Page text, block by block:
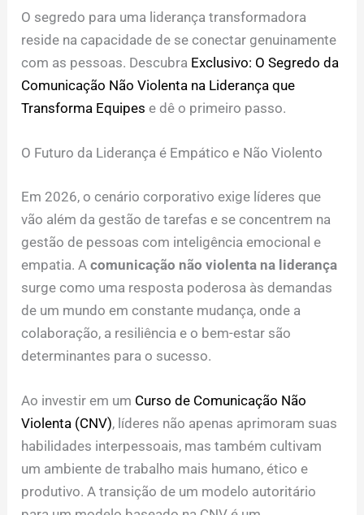
O segredo para uma liderança transformadora
reside na capacidade de se conectar genuinamente
com as pessoas. Descubra Exclusivo: O Segredo da
Comunicação Não Violenta na Liderança que
Transforma Equipes e dê o primeiro passo.
O Futuro da Liderança é Empático e Não Violento
Em 2026, o cenário corporativo exige líderes que
vão além da gestão de tarefas e se concentrem na
gestão de pessoas com inteligência emocional e
empatia. Acomunicação não violenta na liderança
surge como uma resposta poderosa às demandas
de um mundo em constante mudança, onde a
colaboração, a resiliência e o bem-estar são
determinantes para o sucesso.
Ao investir em um Curso de Comunicação Não
Violenta (CNV), líderes não apenas aprimoram suas
habilidades interpessoais, mas também cultivam
um ambiente de trabalho mais humano, ético e
produtivo. A transição de um modelo autoritário